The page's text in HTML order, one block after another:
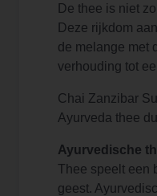
De thee is niet
Deze rijkdom
de melange met
verhouding tot
Chai Zanzibar
Ayurveda thee
Ayurvedische
Thee speelt een
geest.